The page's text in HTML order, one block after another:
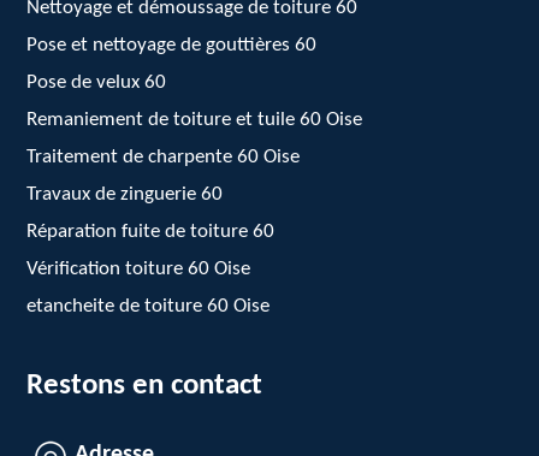
Nettoyage et démoussage de toiture 60
Pose et nettoyage de gouttières 60
Pose de velux 60
Remaniement de toiture et tuile 60 Oise
Traitement de charpente 60 Oise
Travaux de zinguerie 60
Réparation fuite de toiture 60
Vérification toiture 60 Oise
etancheite de toiture 60 Oise
Restons en contact